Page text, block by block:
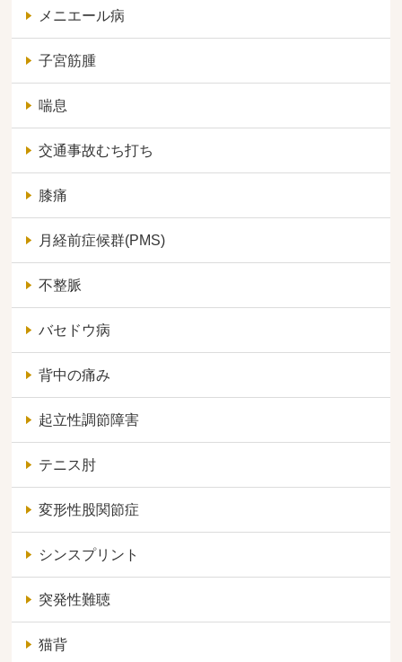
メニエール病
子宮筋腫
喘息
交通事故むち打ち
膝痛
月経前症候群(PMS)
不整脈
バセドウ病
背中の痛み
起立性調節障害
テニス肘
変形性股関節症
シンスプリント
突発性難聴
猫背